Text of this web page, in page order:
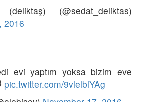
(@sedat_deliktas)
2016
evi yaptım yoksa bizim eve
pic.twitter.com/9vlelblYAg